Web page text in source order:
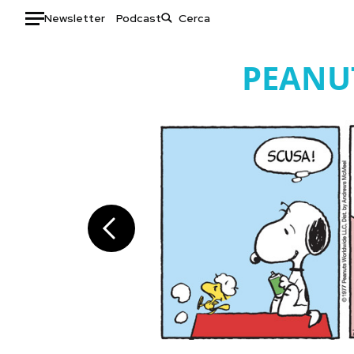
Newsletter Podcast
Internet
Scienza
Moda
Altrecose
Mondiali calcio 2026